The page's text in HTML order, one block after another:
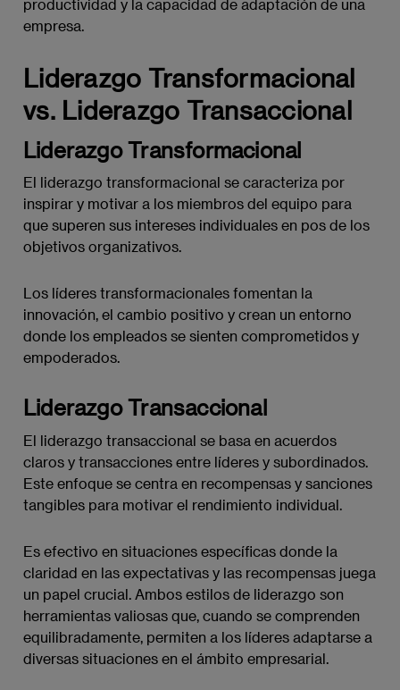
productividad y la capacidad de adaptación de una
empresa.
Liderazgo Transformacional
vs. Liderazgo Transaccional
Liderazgo Transformacional
El liderazgo transformacional se caracteriza por
inspirar y motivar a los miembros del equipo para
que superen sus intereses individuales en pos de los
objetivos organizativos.
Los líderes transformacionales fomentan la
innovación, el cambio positivo y crean un entorno
donde los empleados se sienten comprometidos y
empoderados.
Liderazgo Transaccional
El liderazgo transaccional se basa en acuerdos
claros y transacciones entre líderes y subordinados.
Este enfoque se centra en recompensas y sanciones
tangibles para motivar el rendimiento individual.
Es efectivo en situaciones específicas donde la
claridad en las expectativas y las recompensas juega
un papel crucial. Ambos estilos de liderazgo son
herramientas valiosas que, cuando se comprenden
equilibradamente, permiten a los líderes adaptarse a
diversas situaciones en el ámbito empresarial.